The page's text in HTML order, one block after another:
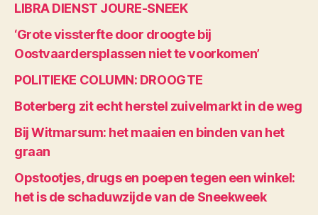
LIBRA DIENST JOURE-SNEEK
‘Grote vissterfte door droogte bij
Oostvaardersplassen niet te voorkomen’
POLITIEKE COLUMN: DROOGTE
Boterberg zit echt herstel zuivelmarkt in de weg
Bij Witmarsum: het maaien en binden van het
graan
Opstootjes, drugs en poepen tegen een winkel:
het is de schaduwzijde van de Sneekweek